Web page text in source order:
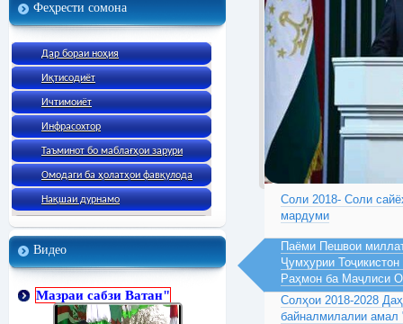
Феҳрести сомона
Дар бораи ноҳия
Иқтисодиёт
Ичтимоиёт
Инфрасохтор
Таъминот бо маблағҳои зарури
Омодаги ба ҳолатҳои фавқулода
Нақшаи дурнамо
Видео
Мазраи сабзи Ватан"
Соли 2018- Соли
мардуми
Паёми Пешвои
Ҷумҳурии
Раҳмон ба Маҷлиси
Солҳои 2018-2028
байналмилалии